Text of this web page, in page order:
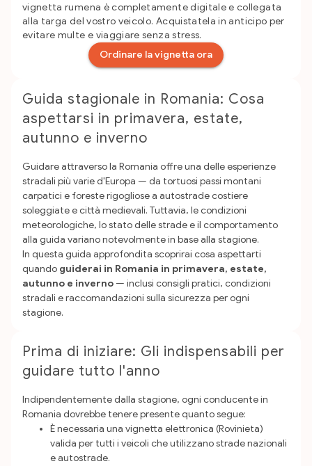
vignetta rumena è completamente digitale e collegata
alla targa del vostro veicolo. Acquistatela in anticipo per
evitare multe e viaggiare senza stress.
Ordinare la vignetta ora
Guida stagionale in Romania: Cosa
aspettarsi in primavera, estate,
autunno e inverno
Guidare attraverso la Romania offre una delle esperienze
stradali più varie d'Europa — da tortuosi passi montani
carpatici e foreste rigogliose a autostrade costiere
soleggiate e città medievali. Tuttavia, le condizioni
meteorologiche, lo stato delle strade e il comportamento
alla guida variano notevolmente in base alla stagione.
In questa guida approfondita scoprirai cosa aspettarti
quando guiderai in Romania in primavera, estate,
autunno e inverno — inclusi consigli pratici, condizioni
stradali e raccomandazioni sulla sicurezza per ogni
stagione.
Prima di iniziare: Gli indispensabili per
guidare tutto l'anno
Indipendentemente dalla stagione, ogni conducente in
Romania dovrebbe tenere presente quanto segue:
È necessaria una vignetta elettronica (Rovinieta)
valida per tutti i veicoli che utilizzano strade nazionali
e autostrade.